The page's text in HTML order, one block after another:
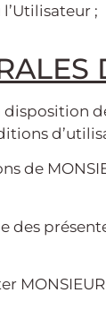
;
des